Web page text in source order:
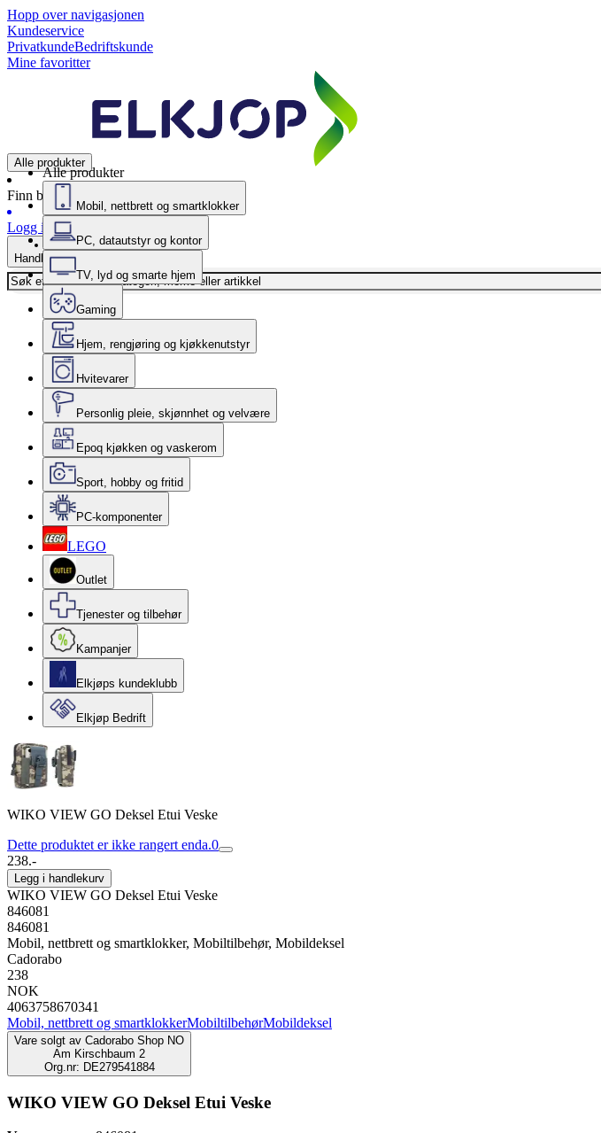
Hopp over navigasjonen
Kundeservice
PrivatkundeBedriftskunde
Mine favoritter
Alle produkter
Finn butikk
Logg inn
Handlekurv
Alle produkter
Mobil, nettbrett og smartklokker
PC, datautstyr og kontor
TV, lyd og smarte hjem
Gaming
Hjem, rengjøring og kjøkkenutstyr
Hvitevarer
Personlig pleie, skjønnhet og velvære
Epoq kjøkken og vaskerom
Sport, hobby og fritid
PC-komponenter
LEGO
Outlet
Tjenester og tilbehør
Kampanjer
Elkjøps kundeklubb
Elkjøp Bedrift
WIKO VIEW GO Deksel Etui Veske
Dette produktet er ikke rangert enda.0
238.-
Legg i handlekurv
WIKO VIEW GO Deksel Etui Veske
846081
846081
Mobil, nettbrett og smartklokker, Mobiltilbehør, Mobildeksel
Cadorabo
238
NOK
4063758670341
Mobil, nettbrett og smartklokkerMobiltilbehørMobildeksel
Vare solgt av Cadorabo Shop NO
Am Kirschbaum 2
Org.nr: DE279541884
WIKO VIEW GO Deksel Etui Veske